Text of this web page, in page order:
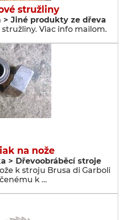
stružliny
> Jiné produkty ze dřeva
Viac info mailom.
na nože
> Dřevoobráběcí stroje
k stroju Brusa di Garboli
k …